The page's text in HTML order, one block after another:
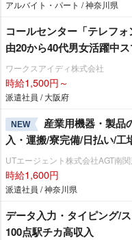
アルバイト・パート / 神奈川県
コールセンター「テレフ
由20から40代男女活躍中
ワークスアイディ株式会社
時給1,500円～
派遣社員 / 大阪府
NEW
産業用機器・製品
入・運搬/寮完備/日払い/工
UTエージェント株式会社AGT南
時給1,600円
派遣社員 / 神奈川県
データ入力・タイピング/
100点駅チカ高収入